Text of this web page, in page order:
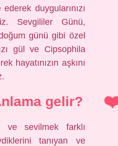
duygularınızı
Sevgililer Günü,
günü gibi özel
gül ve Cipsophila
hayatınızın aşkını
gelir?
sevilmek farklı
tanıyan ve